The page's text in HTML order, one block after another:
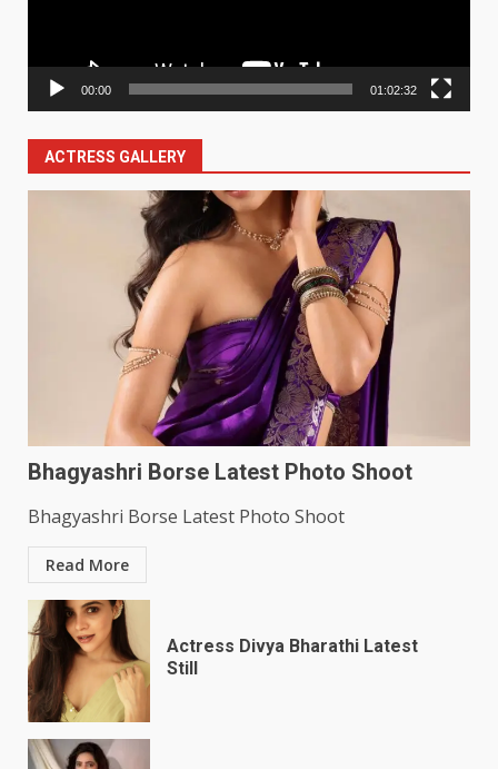
00:00 01:02:32
ACTRESS GALLERY
Bhagyashri Borse Latest Photo Shoot
Bhagyashri Borse Latest Photo Shoot
Read More
Actress Divya Bharathi Latest
Still